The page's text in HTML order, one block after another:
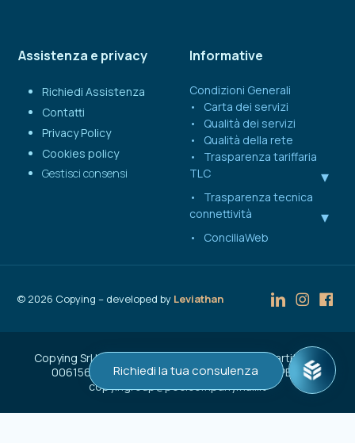
Richiedi la tua consulenza
Assistenza e privacy
Richiedi Assistenza
Contatti
Privacy Policy
Cookies policy
Gestisci consensi
Informative
Condizioni Generali
Carta dei servizi
Qualità dei servizi
Qualità della rete
Trasparenza tariffaria
TLC
Trasparenza tecnica
connettività
ConciliaWeb
© 2026 Copying – developed by Leviathan
Copying Srl | Capitale Sociale € 50.000 | C.F. e Partita IVA
00615600137 | Reg. Imprese n. VA-207262 | PEC:
copyingroup@pec.companymail.it